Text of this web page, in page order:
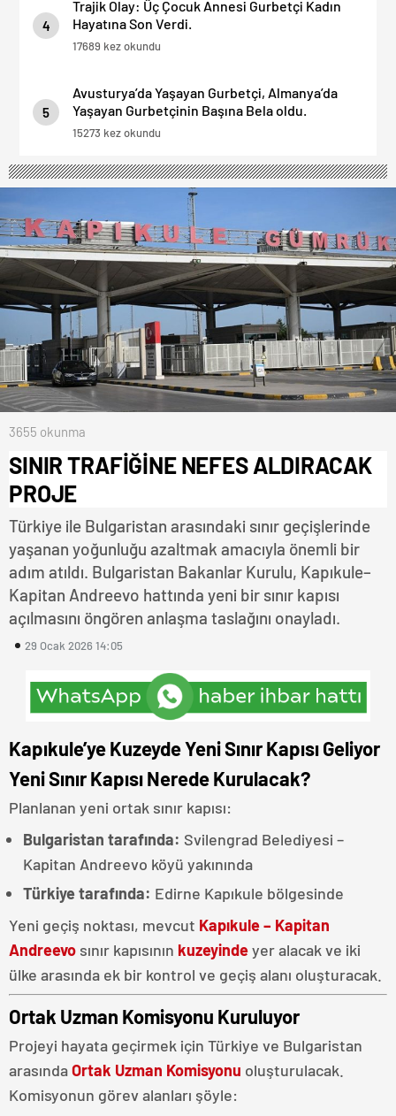
4
Trajik Olay: Üç Çocuk Annesi Gurbetçi Kadın
Hayatına Son Verdi.
17689 kez okundu
5
Avusturya’da Yaşayan Gurbetçi, Almanya’da
Yaşayan Gurbetçinin Başına Bela oldu.
15273 kez okundu
3655 okunma
SINIR TRAFİĞİNE NEFES ALDIRACAK
PROJE
Türkiye ile Bulgaristan arasındaki sınır geçişlerinde
yaşanan yoğunluğu azaltmak amacıyla önemli bir
adım atıldı. Bulgaristan Bakanlar Kurulu, Kapıkule–
Kapitan Andreevo hattında yeni bir sınır kapısı
açılmasını öngören anlaşma taslağını onayladı.
29 Ocak 2026 14:05
Kapıkule’ye Kuzeyde Yeni Sınır Kapısı Geliyor
Yeni Sınır Kapısı Nerede Kurulacak?
Planlanan yeni ortak sınır kapısı:
Bulgaristan tarafında: Svilengrad Belediyesi –
Kapitan Andreevo köyü yakınında
Türkiye tarafında: Edirne Kapıkule bölgesinde
Yeni geçiş noktası, mevcut Kapıkule – Kapitan
Andreevo sınır kapısının kuzeyindeyer alacak ve iki
ülke arasında ek bir kontrol ve geçiş alanı oluşturacak.
Ortak Uzman Komisyonu Kuruluyor
Projeyi hayata geçirmek için Türkiye ve Bulgaristan
arasındaOrtak Uzman Komisyonu oluşturulacak.
Komisyonun görev alanları şöyle: